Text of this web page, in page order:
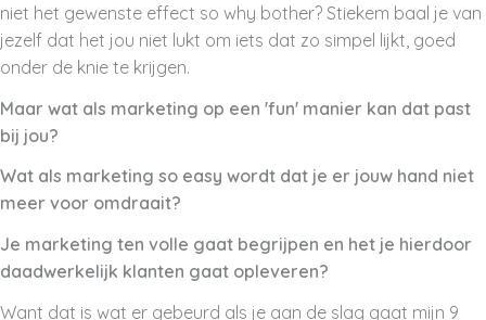
niet het gewenste effect so why bother? Stiekem baal je van
jezelf dat het jou niet lukt om iets dat zo simpel lijkt, goed
onder de knie te krijgen.
Maar wat als marketing op een 'fun' manier kan dat past
bij jou?
Wat als marketing so easy wordt dat je er jouw hand niet
meer voor omdraait?
Je marketing ten volle gaat begrijpen en het je hierdoor
daadwerkelijk klanten gaat opleveren?
Want dat is wat er gebeurd als je aan de slag gaat mijn 9